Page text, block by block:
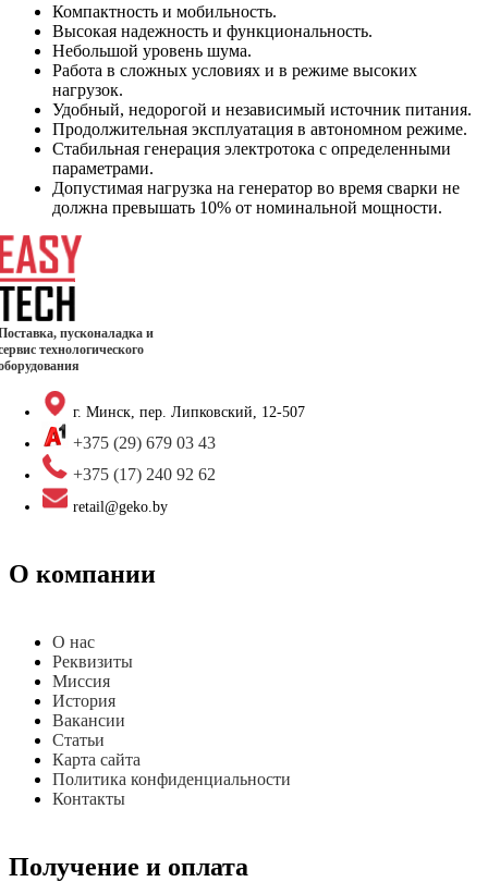
Компактность и мобильность.
Высокая надежность и функциональность.
Небольшой уровень шума.
Работа в сложных условиях и в режиме высоких
нагрузок.
Удобный, недорогой и независимый источник питания.
Продолжительная эксплуатация в автономном режиме.
Стабильная генерация электротока с определенными
параметрами.
Допустимая нагрузка на генератор во время сварки не
должна превышать 10% от номинальной мощности.
пусконаладка и
технологического
г. Минск, пер. Липковский, 12-507
+375 (29) 679 03 43
+375 (17) 240 92 62
retail@geko.by
О компании
О нас
Реквизиты
Миссия
История
Вакансии
Статьи
Карта сайта
Политика конфиденциальности
Контакты
Получение и оплата